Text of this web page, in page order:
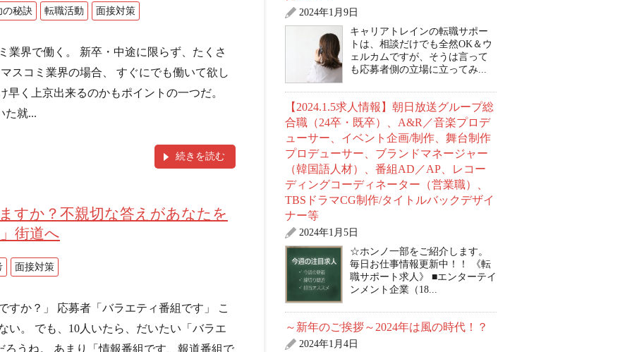
の秘訣 転職活動 面接対策
業界で働く。 新卒・中途に限らず、たくさ
スコミ業界の場合、 すぐにでも働いて欲し
早く上京出来るのかもポイントの一つだ。
た就...
続きを読む
すか？不親切な答えがあなたを
街道へ
面接対策
すか？」 応募者「バラエティ番組です」 こ
い。 でも、10人いたら、だいたい「バラエ
ろうね。 あまり「情報番組です、報道番組で
2024年1月9日
キャリアトレインの転職サポー
トは、相談だけでも全然OK＆ウ
ェルカムですが、そうは言って
も応募者側の立場に立ってみ...
【2024.1.5求人情報】朝日放送グループ総
合職（24卒・既卒）、A&R／音楽プロデ
ューサー、イベント企画/制作、舞台制作
プロデューサー、ブランドマネージャー
（韓国語人材）、番組AD／AP、レコー
ディングコーディネーター（営業職）、
TBSドラマCG制作/タイトルバックデザイ
ナー等
2024年1月5日
☆ホンノ一部をご紹介します。
毎日お仕事情報更新中！！ 《転
職サポート求人》 ■エンターテイ
ンメント企業（18...
～新年のご挨拶～2024年は風の時代！？
2024年1月4日